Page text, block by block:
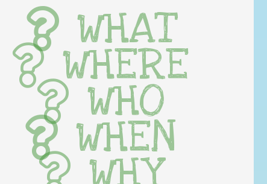
WHAT
WHERE
WHO
WHEN